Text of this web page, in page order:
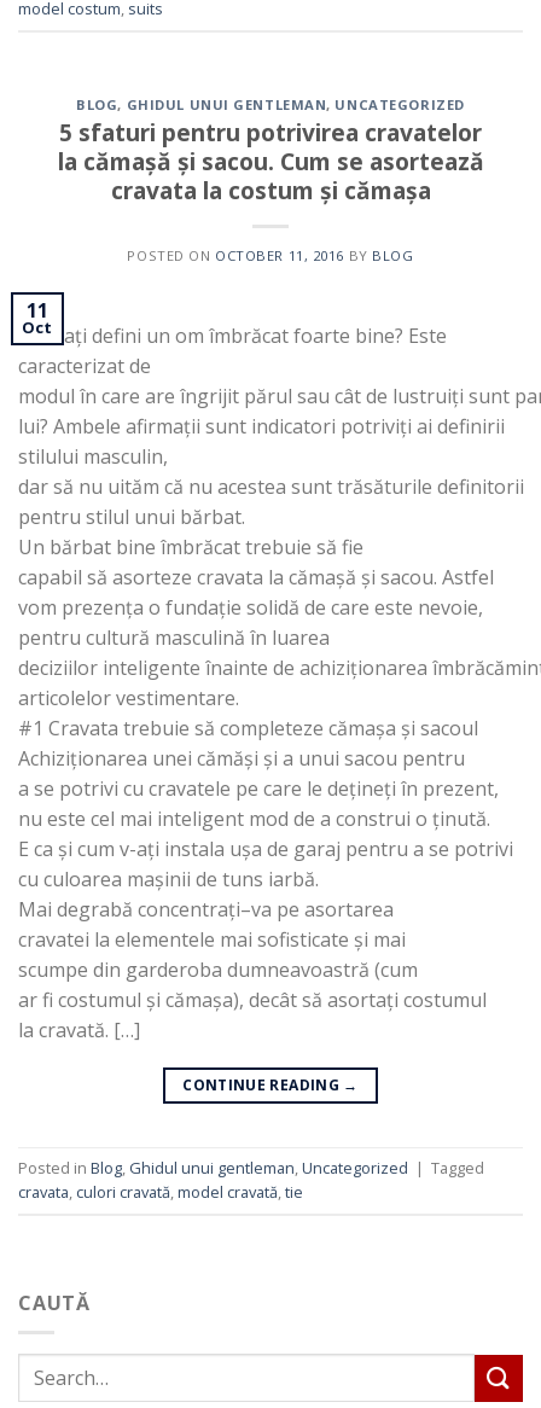
CAUTĂ
model costum, suits
BLOG, GHIDUL UNUI GENTLEMAN, UNCATEGORIZED
5 sfaturi pentru potrivirea cravatelor
la cămașă și sacou. Cum se asortează
cravata la costum și cămașa
POSTED ON OCTOBER 11, 2016 BY BLOG
11
Oct
Cum ați defini un om îmbrăcat foarte bine? Este
caracterizat de
modul în care are îngrijit părul sau cât de lustruiți sunt
lui? Ambele afirmații sunt indicatori potriviți ai definirii
stilului masculin,
dar să nu uităm că nu acestea sunt trăsăturile definitorii
pentru stilul unui bărbat.
Un bărbat bine îmbrăcat trebuie să fie
capabil să asorteze cravata la cămașă și sacou. Astfel
vom prezența o fundație solidă de care este nevoie,
pentru cultură masculină în luarea
deciziilor inteligente înainte de achiziționarea
articolelor vestimentare.
#1 Cravata trebuie să completeze cămașa și sacoul
Achiziționarea unei cămăși și a unui sacou pentru
a se potrivi cu cravatele pe care le dețineți în prezent,
nu este cel mai inteligent mod de a construi o ținută.
E ca și cum v-ați instala ușa de garaj pentru a se potrivi
cu culoarea mașinii de tuns iarbă.
Mai degrabă concentrați–va pe asortarea
cravatei la elementele mai sofisticate și mai
scumpe din garderoba dumneavoastră (cum
ar fi costumul și cămașa), decât să asortați costumul
la cravată. […]
CONTINUE READING →
Posted in Blog, Ghidul unui gentleman,Uncategorized | Tagged
cravata, culori cravată,model cravată,tie